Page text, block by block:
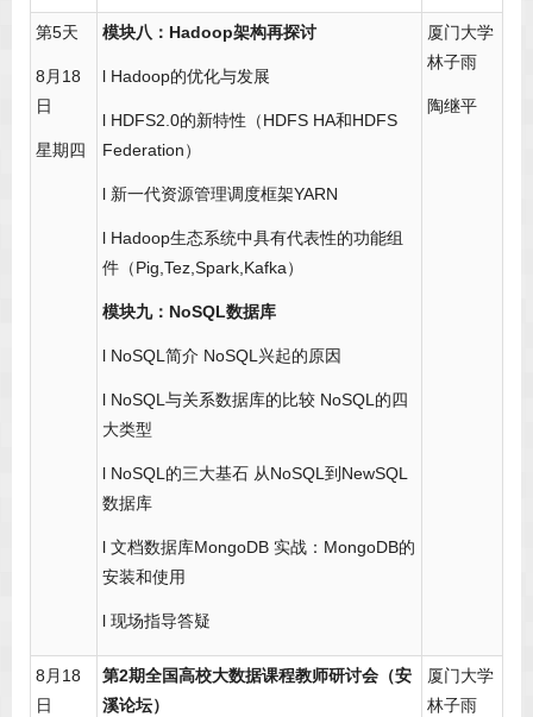
第5天
8月18
日
星期四
模块八：Hadoop架构再探讨
l Hadoop的优化与发展
l HDFS2.0的新特性（HDFS HA和HDFS
Federation）
l 新一代资源管理调度框架YARN
l Hadoop生态系统中具有代表性的功能组
件（Pig,Tez,Spark,Kafka）
模块九：NoSQL数据库
l NoSQL简介 NoSQL兴起的原因
l NoSQL与关系数据库的比较 NoSQL的四
大类型
l NoSQL的三大基石 从NoSQL到NewSQL
数据库
l 文档数据库MongoDB 实战：MongoDB的
安装和使用
l 现场指导答疑
厦门大学
林子雨
陶继平
8月18
日
第2期全国高校大数据课程教师研讨会（安
溪论坛）
厦门大学
林子雨